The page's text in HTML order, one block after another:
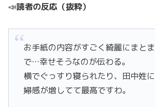
📣読者の反応（抜粋）
お手紙の内容がすごく綺麗にまと
で…幸せそうなのが伝わる。
横でぐっすり寝られたり、田中姓
婦感が増してて最高ですわ。